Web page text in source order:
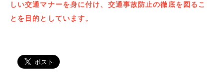
しい交通マナーを身に付け、交通事故防止の徹底を図るこ
とを目的としています。